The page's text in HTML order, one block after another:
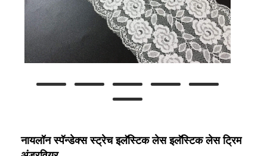
नायलॉन स्पॅन्डेक्स स्ट्रेच इलॅस्टिक लेस इलॅस्टिक लेस ट्रिम